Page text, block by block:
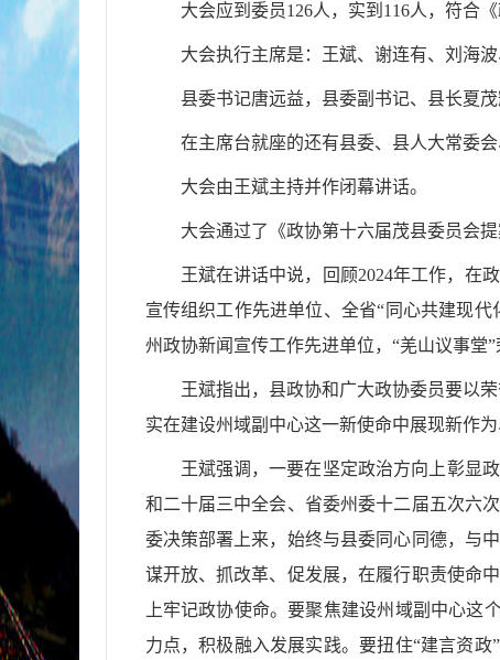
大会应到委员126人，实到116人，符合《
大会执行主席是：王斌、谢连有、刘海波
县委书记唐远益，县委副书记、县长夏
在主席台就座的还有县委、县人大常委
大会由王斌主持并作闭幕讲话。
大会通过了《政协第十六届茂县委员会
王斌在讲话中说，回顾2024年工作，在
宣传组织工作先进单位、全省“同心共建现
州政协新闻宣传工作先进单位，“羌山议事堂”
王斌指出， 县政协和广大政协委员要以
实在建设州域副中心这一新使命中展现新作为
王斌强调，一要在坚定政治方向上彰显
和二十届三中全会、省委州委十二届五次六
委决策部署上来，始终与县委同心同德，与
谋开放、抓改革、促发展，在履行职责使命
上牢记政协使命。要聚焦建设州域副中心这
力点，积极融入发展实践。要扭住“建言资